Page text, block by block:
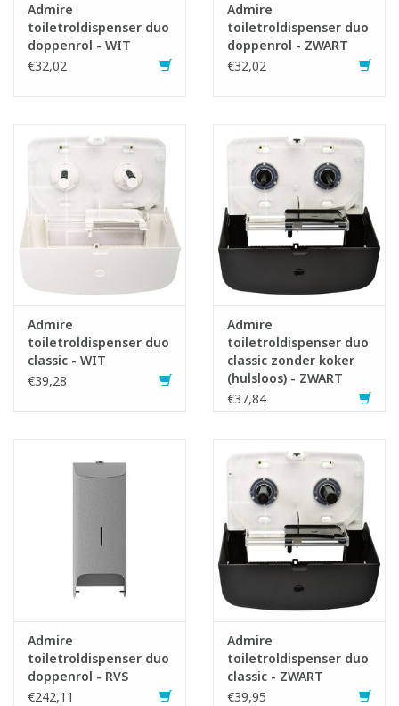
Admire
toiletroldispenser duo
doppenrol - WIT
€32,02
Admire
toiletroldispenser duo
doppenrol - ZWART
€32,02
Admire
toiletroldispenser duo
classic - WIT
€39,28
Admire
toiletroldispenser duo
classic zonder koker
(hulsloos) - ZWART
€37,84
Admire
toiletroldispenser duo
doppenrol - RVS
€242,11
Admire
toiletroldispenser duo
classic - ZWART
€39,95